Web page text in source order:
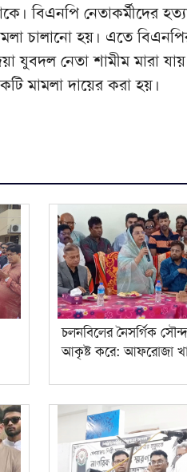
বিএনপি নেতাকর্মীদের
চালানো হয়। এতে
যুবদল নেতা শামীম মারা
মামলা দায়ের করা হয়।
চলনবিলের নৈসর্গিক
আকৃষ্ট করে: আফরোজা